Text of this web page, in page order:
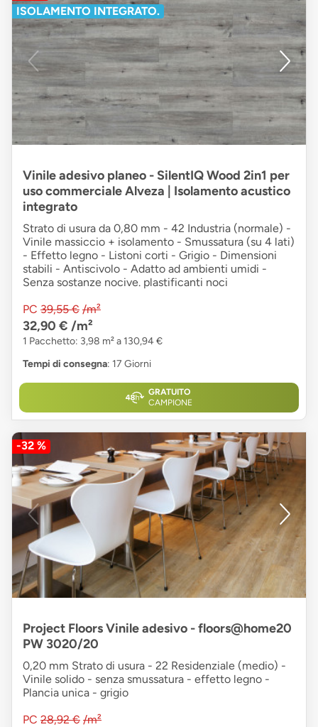
ISOLAMENTO INTEGRATO.
Vinile adesivo planeo - SilentIQ Wood 2in1 per
uso commerciale Alveza | Isolamento acustico
integrato
Strato di usura da 0,80 mm - 42 Industria (normale) -
Vinile massiccio + isolamento - Smussatura (su 4 lati)
- Effetto legno - Listoni corti - Grigio - Dimensioni
stabili - Antiscivolo - Adatto ad ambienti umidi -
Senza sostanze nocive. plastificanti noci
PC 39,55 € /m²
32,90 € /m²
1 Pacchetto: 3,98 m² a 130,94 €
Tempi di consegna: 17 Giorni
GRATUITO
CAMPIONE
-32 %
Project Floors Vinile adesivo - floors@home20
PW 3020/20
0,20 mm Strato di usura - 22 Residenziale (medio) -
Vinile solido - senza smussatura - effetto legno -
Plancia unica - grigio
PC 28,92 € /m²